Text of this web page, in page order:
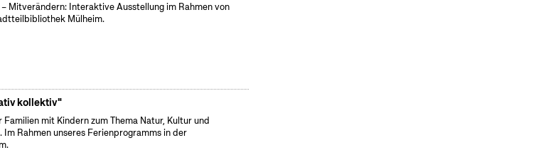
Mitverändern: Interaktive Ausstellung im Rahmen von
Mülheim.
kollektiv"
mit Kindern zum Thema Natur, Kultur und
Rahmen unseres Ferienprogramms in der